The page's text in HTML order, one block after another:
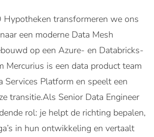
Hypotheken transformeren we ons
een moderne Data Mesh
op een Azure- en Databricks-
Mercurius is een data product team
Services Platform en speelt een
transitie.Als Senior Data Engineer
rol: je helpt de richting bepalen,
in hun ontwikkeling en vertaalt